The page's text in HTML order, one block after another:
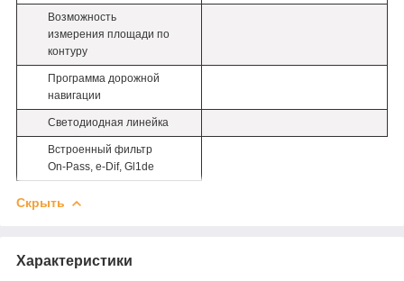
Возможность
измерения площади по
контуру
Программа дорожной
навигации
Светодиодная линейка
Встроенный фильтр
On-Pass, e-Dif, Gl1de
Скрыть
Характеристики